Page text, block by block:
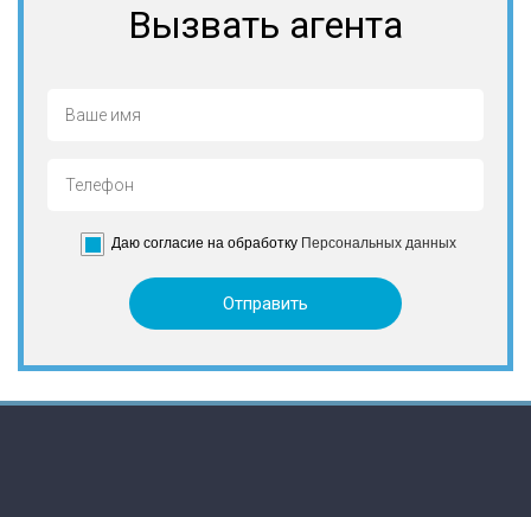
Вызвать агента
Даю согласие на обработку Персональных данных